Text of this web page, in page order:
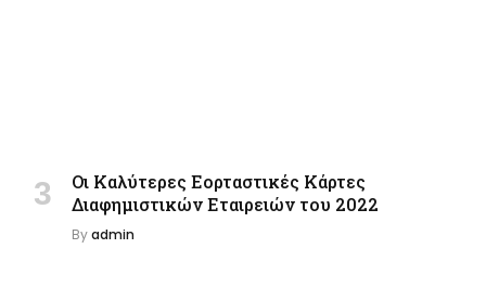
Οι Καλύτερες Εορταστικές Κάρτες
Διαφημιστικών Εταιρειών του 2022
Byadmin